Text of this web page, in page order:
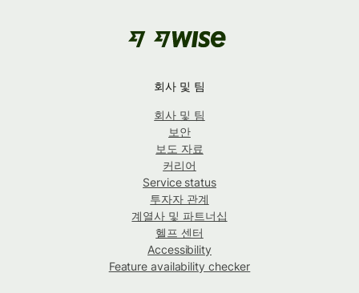
회사 및 팀
회사 및 팀
보안
보도 자료
커리어
Service status
투자자 관계
계열사 및 파트너십
헬프 센터
Accessibility
Feature availability checker